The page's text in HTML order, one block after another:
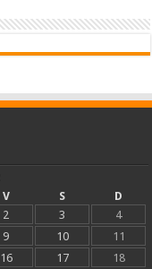
V S
D
2 3
4
9 10
11
16 17
18